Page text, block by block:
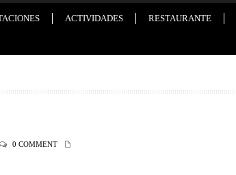
ACTIVIDADES RESTAURANTE
0 COMMENT